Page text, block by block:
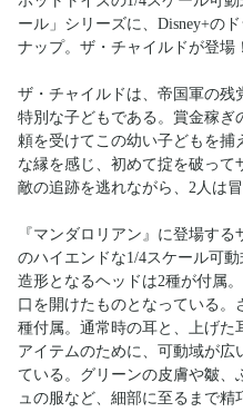
ール」シリーズに、Disney+の
ナップ。ザ・チャイルドが登場！
ザ・チャイルドは、帝国軍の残
特別な子どもである。賞金稼ぎ
頼を受けてこの幼い子どもを捕
な縁を感じ、初めて掟を破って
敵の追跡を逃れながら、2人は
『マンダロリアン』に登場す
のハイエンドな1/4スケール可
造形となるヘッドは2種が付属
口を開けたものとなっている
種付属。通常時の耳と、上げた
アイテムのために、可動域が広
ている。グリーンの皮膚や皺、
ュの服など、細部に至るまで精